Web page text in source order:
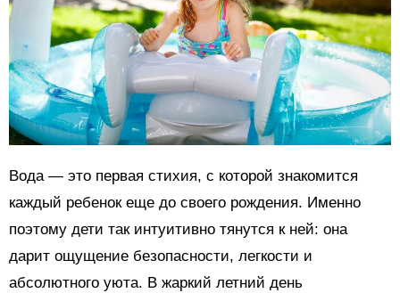
Вода — это первая стихия, с которой знакомится
каждый ребенок еще до своего рождения. Именно
поэтому дети так интуитивно тянутся к ней: она
дарит ощущение безопасности, легкости и
абсолютного уюта. В жаркий летний день